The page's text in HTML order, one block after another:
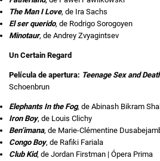
The Man I Love, de Ira Sachs
El ser querido, de Rodrigo Sorogoyen
Minotaur, de Andrey Zvyagintsev
Un Certain Regard
Película de apertura: Teenage Sex and
Schoenbrun
Elephants In the Fog, de Abinash Bikram
Iron Boy, de Louis Clichy
Ben’imana, de Marie-Clémentine
Congo Boy, de Rafiki Fariala
Club Kid, de Jordan Firstman | Ópera Prima